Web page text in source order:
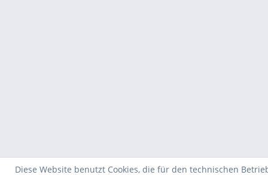
Diese Website benutzt Cookies, die für den technischen